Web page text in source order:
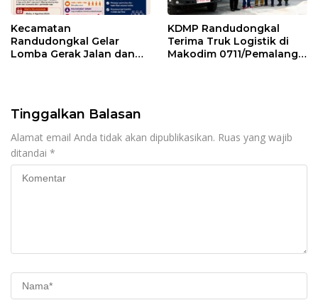
Kecamatan
Randudongkal Gelar
Lomba Gerak Jalan dan
KDMP Randudongkal
Terima Truk Logistik di
Makodim 0711/Pemalang
Tinggalkan Balasan
Alamat email Anda tidak akan dipublikasikan. Ruas yang wajib
ditandai *